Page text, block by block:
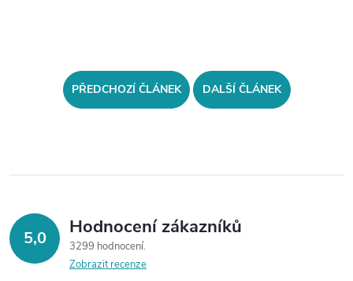
PŘEDCHOZÍ ČLÁNEK DALŠÍ ČLÁNEK
5,0 Hodnocení zákazníků
3299 hodnocení
Zobrazit recenze